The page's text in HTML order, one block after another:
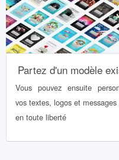
Partez d'un modèle
Vous pouvez ensuite
vos textes, logos et messages
en toute liberté